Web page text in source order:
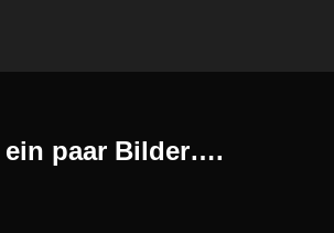
ein paar Bilder….